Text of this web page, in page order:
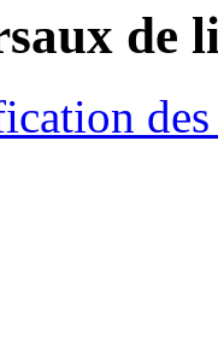
de
des